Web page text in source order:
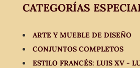
CATEGORÍAS
ARTE Y MUEBLE DE DISEÑO
CONJUNTOS COMPLETOS
ESTILO FRANCÉS: LUIS XV -